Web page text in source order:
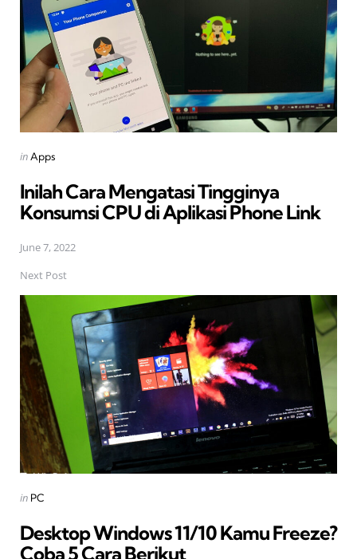
Posted
inApps
Inilah Cara Mengatasi Tingginya
Konsumsi CPU di Aplikasi Phone Link
June 7, 2022
Next Post
Posted
in PC
Desktop Windows 11/10 Kamu Freeze?
Coba 5 Cara Berikut